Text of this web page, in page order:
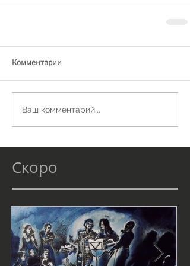
Комментарии
Ваш комментарий...
Скоро